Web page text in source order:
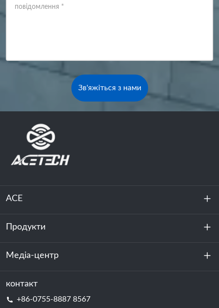
повідомлення *
Зв'яжіться з нами
ACE
Про нас
Стійкість
Продукти
Зберігання енергії
Центр обробки даних та серверна кімната
Медіа-центр
Новини
контакт
+86-0755-8887 8567